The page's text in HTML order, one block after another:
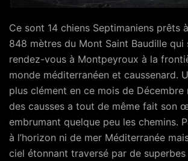
Ce sont 14 chiens Septimaniens prêts
848 mètres du Mont Saint Baudille qui
rendez-vous à Montpeyroux à la
monde méditerranéen et caussenard.
plus clément en ce mois de Décembre
des causses a tout de même fait son
embrumant quelque peu les chemins.
à l’horizon ni de mer Méditerranée
ciel étonnant traversé par de superbes